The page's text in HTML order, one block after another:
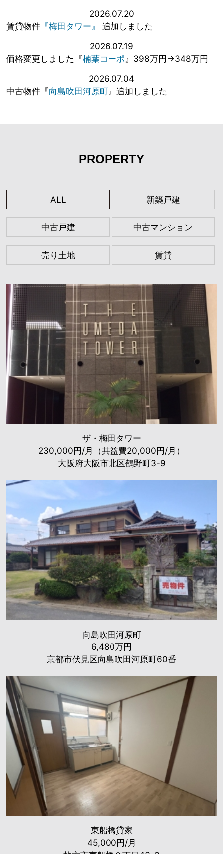
2026.07.20
賃貸物件 『梅田タワー』
追加しました
2026.07.19
価格変更しました『楠葉コーポ』398万円→348万円
2026.07.04
中古物件『向島吹田河原町』追加しました
PROPERTY
ALL 新築戸建
中古戸建 中古マンション
売り土地 賃貸
ザ・梅田タワー
230,000円/月（共益費20,000円/月）
大阪府大阪市北区鶴野町3-9
向島吹田河原町
6,480万円
京都市伏見区向島吹田河原町60番
東船橋貸家
45,000円/月